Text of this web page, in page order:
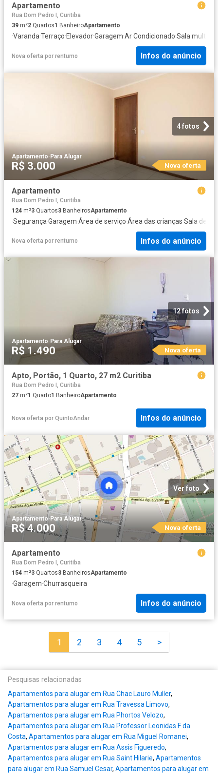
Apartamento
Rua Dom Pedro I, Curitiba
39 m²2 Quartos1 BanheiroApartamento
·Varanda·Terraço·Elevador·Garagem·Ar Condicionado·Sala multiuso
Nova oferta por rentumo Infos do anúncio
4 fotos
Apartamento·Para Alugar
R$ 3.000 Nova oferta
Apartamento
Rua Dom Pedro I, Curitiba
124 m²3 Quartos3 BanheirosApartamento
·Segurança·Garagem·Área de serviço·Área das crianças·Sala de
Nova oferta por rentumo Infos do anúncio
12 fotos
Apartamento· Para Alugar
R$ 1.490 Nova oferta
Apto, Portão, 1 Quarto, 27 m2 Curitiba
Rua Dom Pedro I, Curitiba
27 m²1 Quarto1 BanheiroApartamento
Nova oferta por QuintoAndar Infos do anúncio
Ver foto
Apartamento·Para Alugar
R$ 4.000 Nova oferta
Apartamento
Rua Dom Pedro I, Curitiba
154 m²3 Quartos3 BanheirosApartamento
·Garagem·Churrasqueira
Nova oferta por rentumo Infos do anúncio
1 2 3 4 5 >
Pesquisas relacionadas
Apartamentos para alugar em Rua Chac Lauro Muller,
Apartamentos para alugar em Rua Travessa Limovo,
Apartamentos para alugar em Rua Phortos Velozo,
Apartamentos para alugar em Rua Professor Leonidas F da
Costa, Apartamentos para alugar em Rua Miguel Romanei,
Apartamentos para alugar em Rua Assis Figueredo,
Apartamentos para alugar em Rua Saint Hilarie, Apartamentos
para alugar em Rua Samuel Cesar, Apartamentos para alugar em